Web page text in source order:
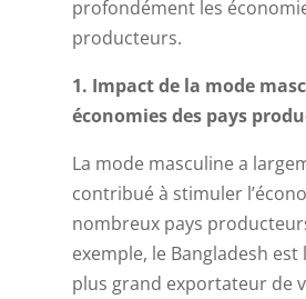
profondément les
producteurs.
1. Impact de la mode
économies des pays
La mode masculine a
contribué à stimuler
nombreux pays
exemple, le Bangladesh est
plus grand exportateur de